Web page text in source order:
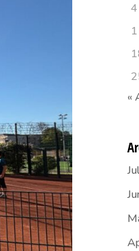
4
«